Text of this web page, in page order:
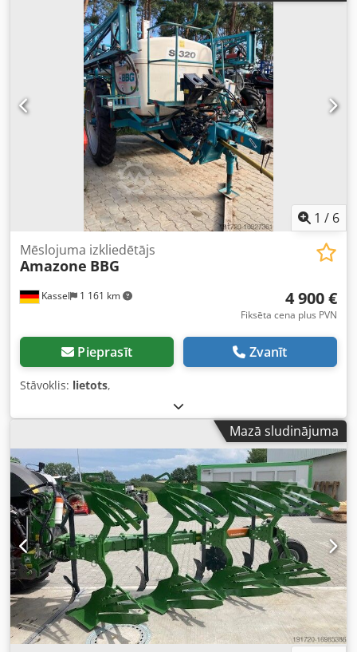
1 / 6
Kassel 1 161 km
Mēslojuma izkliedētājs
Amazone BBG
4 900 €
Fiksēta cena plus PVN
Pieprasīt Zvanīt
Stāvoklis: lietots,
Mazā sludinājuma